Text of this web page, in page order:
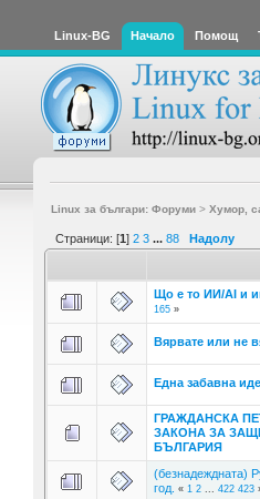
Linux-BG Начало Помощ
Linux за българи: Форуми> Хумор,
Страници: [1] 2 3 ... 88 Надолу
Що е то ИИ/AI и
165»
Вярвате или не
Една забавна
ГРАЖДАНСКА
ЗАКОНА ЗА
БЪЛГАРИЯ
(безнадеждната)
год. « 1 2... 422 423